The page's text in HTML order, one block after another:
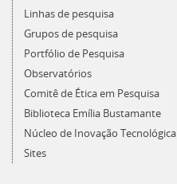
Linhas de pesquisa
Grupos de pesquisa
Portfólio de Pesquisa
Observatórios
Comitê de Ética em Pesquisa
Biblioteca Emília Bustamante
Núcleo de Inovação Tecnológica
Sites